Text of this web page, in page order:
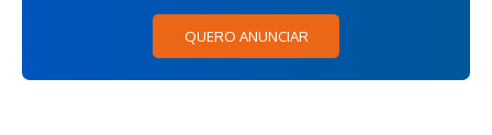
QUERO ANUNCIAR